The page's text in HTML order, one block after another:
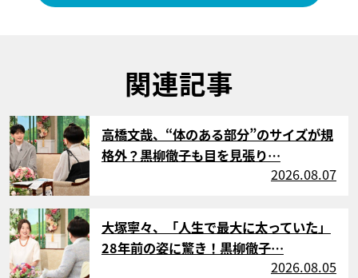
関連記事
サムネイル
高橋文哉、“体のある部分”のサイズが規
格外？黒柳徹子も目を見張り…
2026.08.07
サムネイル
大塚寧々、「人生で最大に太っていた」
28年前の姿に驚き！黒柳徹子…
2026.08.05